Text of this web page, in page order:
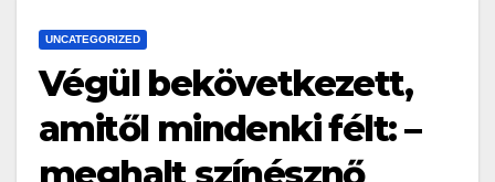
UNCATEGORIZED
Végül bekövetkezett,
amitől mindenki félt: –